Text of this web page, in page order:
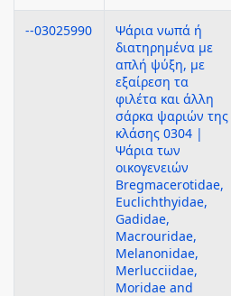
--03025990
Ψάρια νωπά ή
διατηρημένα με
απλή ψύξη, με
εξαίρεση τα
φιλέτα και άλλη
σάρκα ψαριών της
κλάσης 0304 |
Ψάρια των
οικογενειών
Bregmacerotidae,
Euclichthyidae,
Gadidae,
Macrouridae,
Melanonidae,
Merlucciidae,
Moridae and